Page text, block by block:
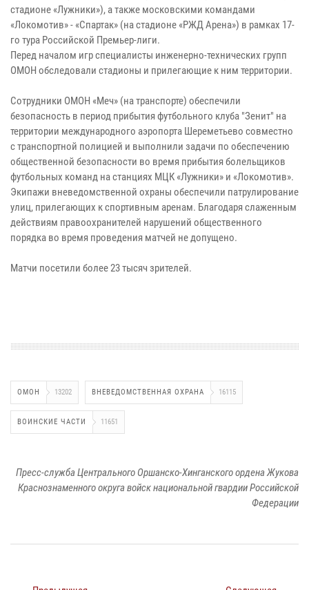
стадионе «Лужники»), а также московскими командами
«Локомотив» - «Спартак» (на стадионе «РЖД Арена») в рамках 17-
го тура Российской Премьер-лиги.
Перед началом игр специалисты инженерно-технических групп
ОМОН обследовали стадионы и прилегающие к ним территории.
Сотрудники ОМОН «Меч» (на транспорте) обеспечили
безопасность в период прибытия футбольного клуба "Зенит" на
территории международного аэропорта Шереметьево совместно
с транспортной полицией и выполнили задачи по обеспечению
общественной безопасности во время прибытия болельщиков
футбольных команд на станциях МЦК «Лужники» и «Локомотив».
Экипажи вневедомственной охраны обеспечили патрулирование
улиц, прилегающих к спортивным аренам. Благодаря слаженным
действиям правоохранителей нарушений общественного
порядка во время проведения матчей не допущено.
Матчи посетили более 23 тысяч зрителей.
ОМОН 13202 ВНЕВЕДОМСТВЕННАЯ ОХРАНА 16115
ВОИНСКИЕ ЧАСТИ 11651
Пресс-служба Центрального Оршанско-Хинганского ордена Жукова
Краснознаменного округа войск национальной гвардии Российской
Федерации